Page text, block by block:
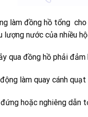
làm đồng hồ tổng cho
nước của nhiều
qua đồng hồ phải
làm quay cánh quạt
hoặc nghiêng dẫn